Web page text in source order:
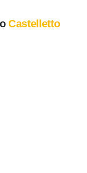
Castelletto